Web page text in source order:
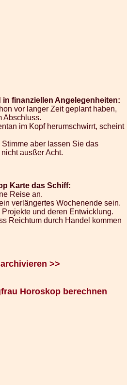
in finanziellen Angelegenheiten:
vor langer Zeit geplant haben,
Abschluss.
im Kopf herumschwirrt, scheint
aber lassen Sie das
ausßer Acht.
Karte das Schiff:
Reise an.
verlängertes Wochenende sein.
und deren Entwicklung.
Reichtum durch Handel kommen
>>
Horoskop berechnen